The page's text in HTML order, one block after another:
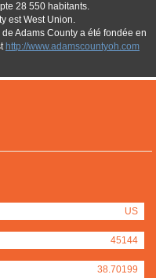
US
45144
38.70199
28 550 habitants.
est West Union.
Adams County a été fondée en
http://www.adamscountyoh.com